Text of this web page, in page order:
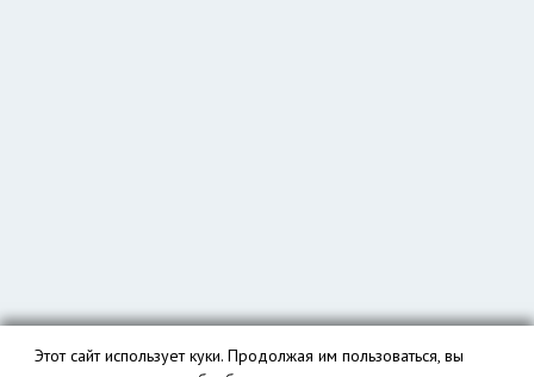
Этот сайт использует куки. Продолжая им пользоваться, вы